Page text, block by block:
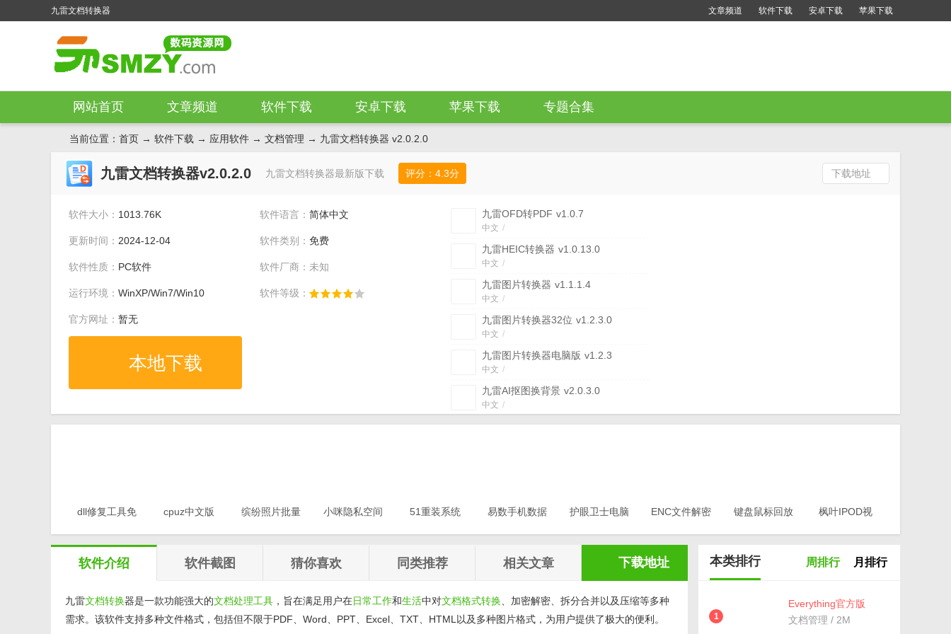
九雷文档转换器 文章频道 软件下载 安卓下载 苹果下载
网站首页 文章频道 软件下载 安卓下载 苹果下载 专题合集
当前位置： 首页 → 软件下载 → 应用软件 → 文档管理 → 九雷文档转换器 v2.0.2.0
九雷文档转换器v2.0.2.0 九雷文档转换器最新版下载 评分： 4.3分 下载地址
软件大小： 1013.76K 软件语言： 简体中文
更新时间： 2024-12-04 软件类别： 免费
软件性质： PC软件 软件厂商：未知
运行环境： WinXP/Win7/Win10 软件等级：
官方网址： 暂无
本地下载
九雷OFD转PDF v1.0.7
中文 /
九雷HEIC转换器 v1.0.13.0
中文 /
九雷图片转换器 v1.1.1.4
中文 /
九雷图片转换器32位 v1.2.3.0
中文 /
九雷图片转换器电脑版 v1.2.3
中文 /
九雷AI抠图换背景 v2.0.3.0
中文 /
PDF转WORD文档转换器 (文档格式转
v5.8 官方版
官方版 / 中文 /
UND文档转换器 (UND文件转换) v1.0
dll修复工具免
cpuz中文版
缤纷照片批量
小咪隐私空间
51重装系统
易数手机数据
护眼卫士电脑
ENC文件解密
键盘鼠标回放
枫叶IPOD视
软件介绍 软件截图 猜你喜欢 同类推荐 相关文章 下载地址
九雷文档转换器是一款功能强大的文档处理工具 ，旨在满足用户在日常工作和生活中对文档格式转换 、加密解密、拆分合并以及压缩等多种
需求。该软件支持多种文件格式，包括但不限于PDF、Word、PPT、Excel、TXT、HTML以及多种图片格式，为用户提供了极大的便利。
本类排行 周排行 月排行
1
Everything官方版
v1.4.1.998最新版
文档管理 / 2M